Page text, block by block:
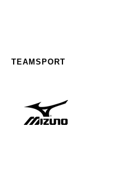
TEAMSPORT